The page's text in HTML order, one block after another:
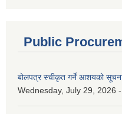
Public
बोलपत्र स्चीकृत गर्ने आशयको
Wednesday, July 29, 2026